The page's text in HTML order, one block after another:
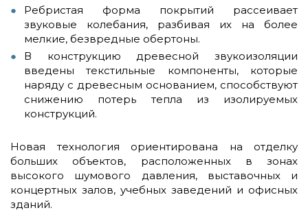
Ребристая форма покрытий рассеивает
звуковые колебания, разбивая их на более
мелкие, безвредные обертоны.
В конструкцию древесной звукоизоляции
введены текстильные компоненты, которые
наряду с древесным основанием, способствуют
снижению потерь тепла из изолируемых
конструкций.
Новая технология ориентирована на отделку
больших объектов, расположенных в зонах
высокого шумового давления, выставочных и
концертных залов, учебных заведений и офисных
зданий.